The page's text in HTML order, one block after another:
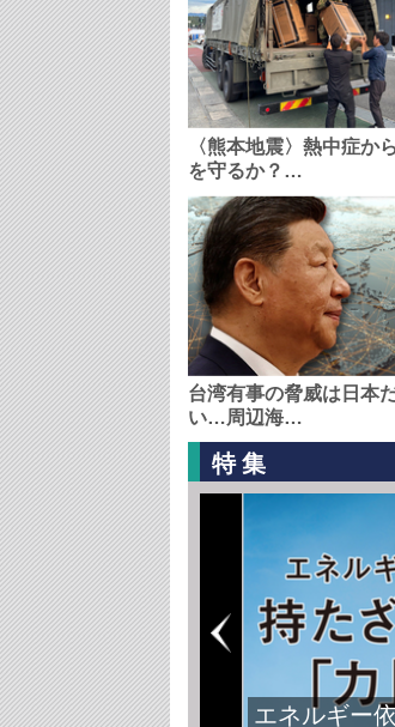
〈熊本地震〉熱中症か
を守るか？…
台湾有事の脅威は日本
い…周辺海…
特集
エネルギー